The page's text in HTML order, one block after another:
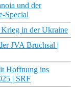
und der
Special
in der Ukraine
JVA Bruchsal |
Hoffnung ins
| SRF